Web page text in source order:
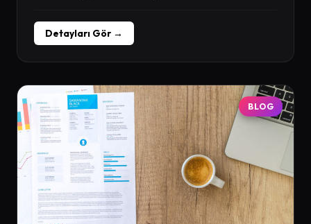
Detayları Gör →
BLOG